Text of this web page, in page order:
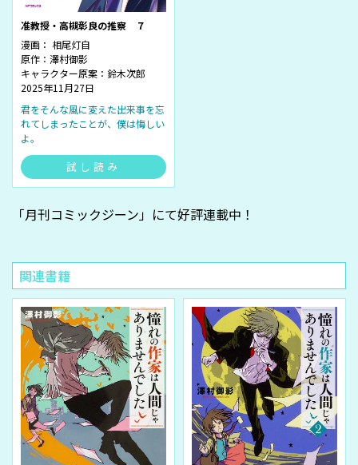
准教授・高槻彰良の推察 ７
漫画： 相尾灯自
原作：澤村御影
キャラクター原案：鈴木次郎
2025年11月27日
君をそんな風に変えた出来事を忘
れてしまったことが、僕は悔しい
よ。
試し読み
「月刊コミックジーン」 にて好評連載中！
関連書籍